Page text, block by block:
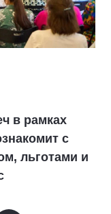
в рамках
с
льготами и